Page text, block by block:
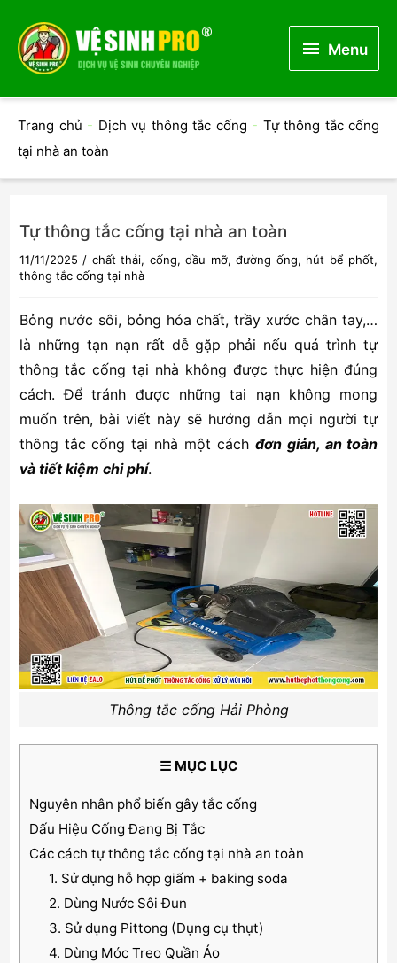
MenuMenu
Trang chủ - Dịch vụ thông tắc cống - Tự thông tắc cống
tại nhà an toàn
Tự thông tắc cống tại nhà an toàn
11/11/2025 / chất thải, cống,dầu mỡ,đường ống, hút bể phốt,
thông tắc cống tại nhà
Bỏng nước sôi, bỏng hóa chất, trầy xước chân tay,…
là những tạn nạn rất dễ gặp phải nếu quá trình tự
thông tắc cống tại nhà không được thực hiện đúng
cách. Để tránh được những tai nạn không mong
muốn trên, bài viết này sẽ hướng dẫn mọi người tự
thông tắc cống tại nhà một cách đơn giản, an toàn
và tiết kiệm chi phí.
Thông tắc cống Hải Phòng
☰ MỤC LỤC
Nguyên nhân phổ biến gây tắc cống
Dấu Hiệu Cống Đang Bị Tắc
Các cách tự thông tắc cống tại nhà an toàn
1. Sử dụng hỗ hợp giấm + baking soda
2. Dùng Nước Sôi Đun
3. Sử dụng Pittong (Dụng cụ thụt)
4. Dùng Móc Treo Quần Áo